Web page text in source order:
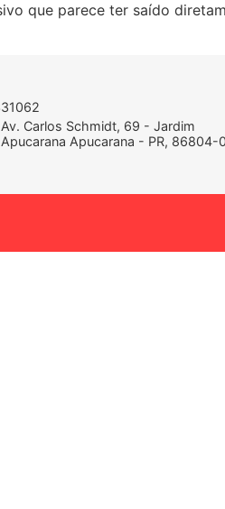
que parece ter saído
Av. Carlos Schmidt, 69 - Jardim
Apucarana Apucarana - PR, 86804-